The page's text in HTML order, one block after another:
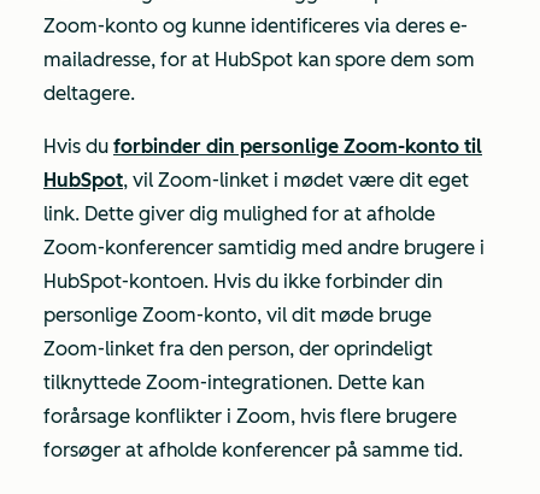
Zoom-konto og kunne identificeres via deres e-
mailadresse, for at HubSpot kan spore dem som
deltagere.
Hvis du forbinder din personlige Zoom-konto til
HubSpot, vil Zoom-linket i mødet være dit eget
link. Dette giver dig mulighed for at afholde
Zoom-konferencer samtidig med andre brugere i
HubSpot-kontoen. Hvis du ikke forbinder din
personlige Zoom-konto, vil dit møde bruge
Zoom-linket fra den person, der oprindeligt
tilknyttede Zoom-integrationen. Dette kan
forårsage konflikter i Zoom, hvis flere brugere
forsøger at afholde konferencer på samme tid.